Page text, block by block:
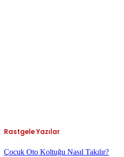
Rastgele Yazılar
Çocuk Oto Koltuğu Nasıl Takılır?